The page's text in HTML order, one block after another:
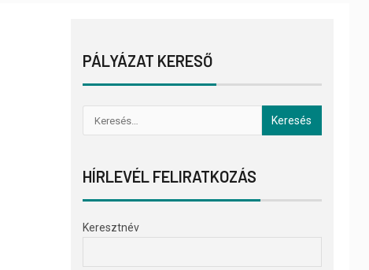
PÁLYÁZAT KERESŐ
HÍRLEVÉL FELIRATKOZÁS
Keresztnév